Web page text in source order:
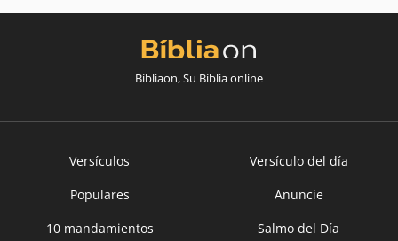
Bíbliaon, Su Bíblia online
Versículos
Versículo del día
Populares
Anuncie
10 mandamientos
Salmo del Día